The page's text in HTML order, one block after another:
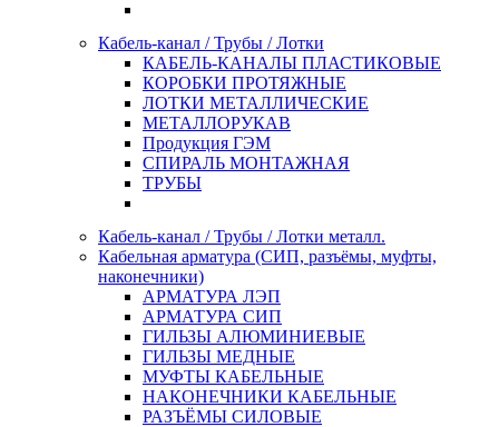
Кабель-канал / Трубы / Лотки
КАБЕЛЬ-КАНАЛЫ ПЛАСТИКОВЫЕ
КОРОБКИ ПРОТЯЖНЫЕ
ЛОТКИ МЕТАЛЛИЧЕСКИЕ
МЕТАЛЛОРУКАВ
Продукция ГЭМ
СПИРАЛЬ МОНТАЖНАЯ
ТРУБЫ
Кабель-канал / Трубы / Лотки металл.
Кабельная арматура (СИП, разъёмы, муфты,
наконечники)
АРМАТУРА ЛЭП
АРМАТУРА СИП
ГИЛЬЗЫ АЛЮМИНИЕВЫЕ
ГИЛЬЗЫ МЕДНЫЕ
МУФТЫ КАБЕЛЬНЫЕ
НАКОНЕЧНИКИ КАБЕЛЬНЫЕ
РАЗЪЁМЫ СИЛОВЫЕ